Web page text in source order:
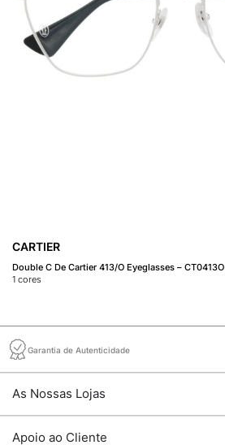
CARTIER
Double C De Cartier 413/O Eyeglasses – CT0413O
1 cores
Garantia de Autenticidade
As Nossas Lojas
Apoio ao Cliente